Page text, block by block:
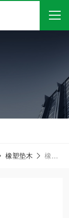
橡塑垫木 橡塑垫木 PE管托码 方圆木托